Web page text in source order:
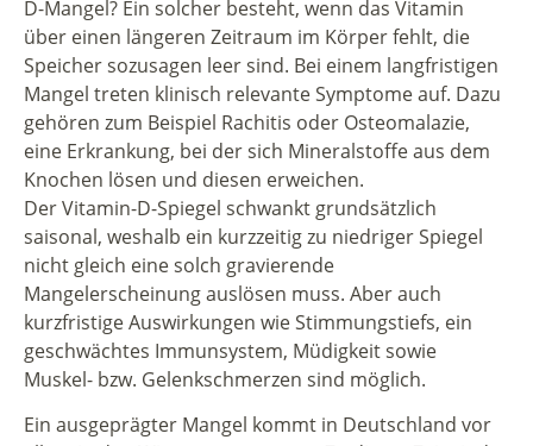
D-Mangel? Ein solcher besteht, wenn das Vitamin
über einen längeren Zeitraum im Körper fehlt, die
Speicher sozusagen leer sind. Bei einem langfristigen
Mangel treten klinisch relevante Symptome auf. Dazu
gehören zum Beispiel Rachitis oder Osteomalazie,
eine Erkrankung, bei der sich Mineralstoffe aus dem
Knochen lösen und diesen erweichen.
Der Vitamin-D-Spiegel schwankt grundsätzlich
saisonal, weshalb ein kurzzeitig zu niedriger Spiegel
nicht gleich eine solch gravierende
Mangelerscheinung auslösen muss. Aber auch
kurzfristige Auswirkungen wie Stimmungstiefs, ein
geschwächtes Immunsystem, Müdigkeit sowie
Muskel- bzw. Gelenkschmerzen sind möglich.
Ein ausgeprägter Mangel kommt in Deutschland vor